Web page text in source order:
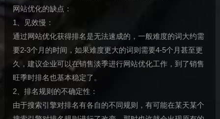
网站优化的缺点：
1、见效慢：
通过网站优化获得排名是无法速成的，一般难度的词大约需
要2-3个月的时间，如果难度更大的词则需要4-5个月甚至更
久，建议企业可以在销售淡季进行网站优化工作，到了销售
旺季时排名也基本稳定了。
2、排名规则的不确定性：
由于搜索引擎对排名有各自的不同规则，有可能在某天某个